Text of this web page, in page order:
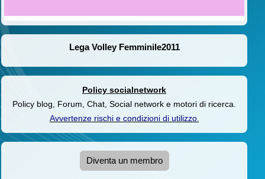
Lega Volley Femminile2011
Policy socialnetwork
Policy blog, Forum, Chat, Social network e motori di ricerca.
Avvertenze rischi e condizioni di utilizzo.
Diventa un membro